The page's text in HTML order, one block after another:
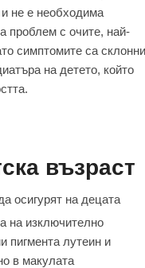
не е необходима
проблем с очите, най-
симптомите са склонни
на детето, който
възраст
осигурят на децата
на изключително
пигмента лутеин и
в макулата